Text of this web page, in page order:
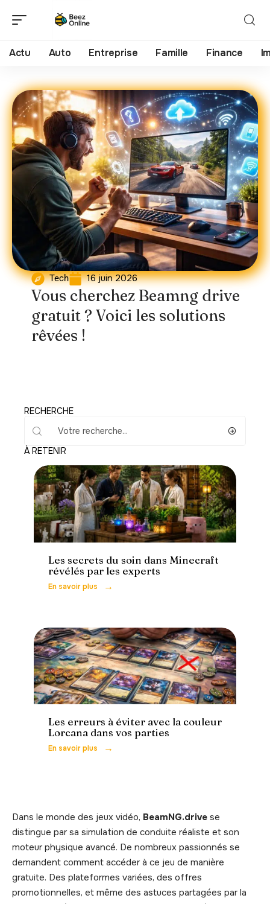
Actu Auto Entreprise Famille Finance
Tech 16 juin 2026
Vous cherchez Beamng drive
gratuit ? Voici les solutions
rêvées !
RECHERCHE
À RETENIR
Loisirs
Les secrets du soin dans Minecraft
révélés par les experts
En savoir plus
Loisirs
Les erreurs à éviter avec la couleur
Lorcana dans vos parties
En savoir plus
Dans le monde des jeux vidéo, BeamNG.drive se
distingue par sa simulation de conduite réaliste et son
moteur physique avancé. De nombreux passionnés se
demandent comment accéder à ce jeu de manière
gratuite. Des plateformes variées, des offres
promotionnelles, et même des astuces partagées par la